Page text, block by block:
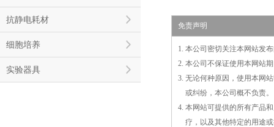
抗静电耗材
细胞培养
实验器具
免责声明
1. 本公司密切关注本网站发
2. 本公司不保证使用本网站
3. 无论何种原因，使用本网
或纠纷，本公司概不负责。
4. 本网站可提供的所有产品
疗，以及其他特定的用途